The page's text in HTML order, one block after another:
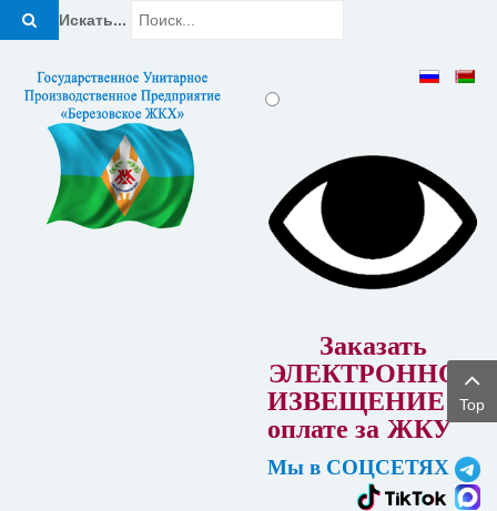
Искать...
Заказать
ЭЛЕКТРОННОЕ
ИЗВЕЩЕНИЕ об
оплате за ЖКУ
Мы в СОЦСЕТЯХ
Top